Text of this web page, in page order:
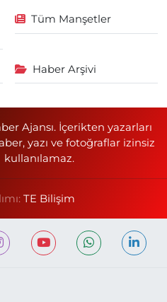
Tüm Manşetler
Haber Arşivi
Ajansı. İçerikten yazarları
yazı ve fotoğraflar izinsiz
kullanılamaz.
TE Bilişim